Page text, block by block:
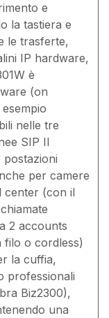
e
la tastiera e
le trasferte,
IP hardware,
è
(on
nelle tre
SIP Il
postazioni
per camere
center (con il
2 accounts
filo o cordless)
la cuffia,
professionali
Biz2300),
una